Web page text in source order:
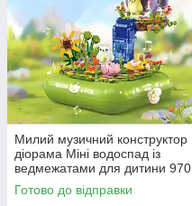
Милий музичний конструктор
діорама Міні водоспад із
ведмежатами для дитини 970
деталей Світло звук і 2
фігурки
Готово до відправки